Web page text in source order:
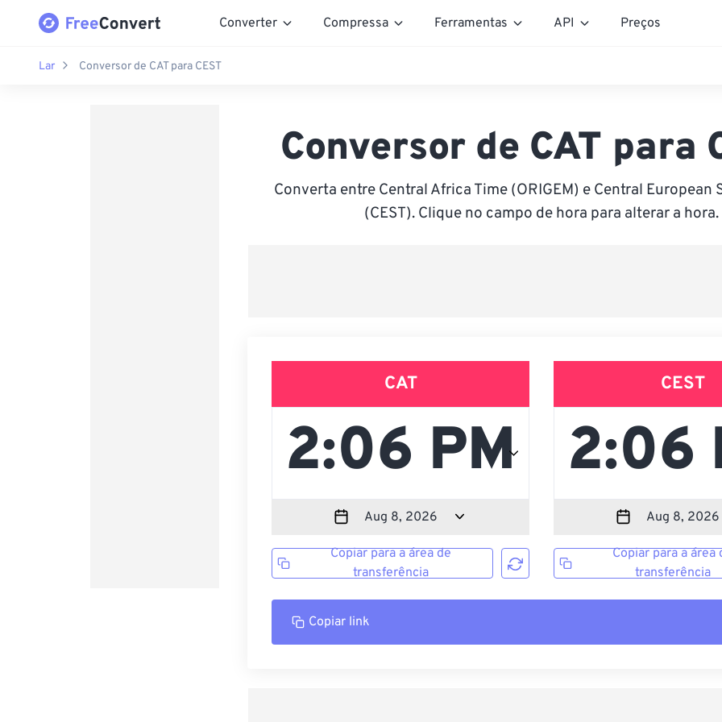
Converter Compressa Ferramentas API Preços
Lar Conversor de CAT para CEST
Conversor de CAT para
Converta entre Central Africa Time (ORIGEM) e Central European
(CEST). Clique no campo de hora para alterar a hora.
CAT
Copiar para a área de
transferência
CEST
Copiar para a área
transferência
Copiar link